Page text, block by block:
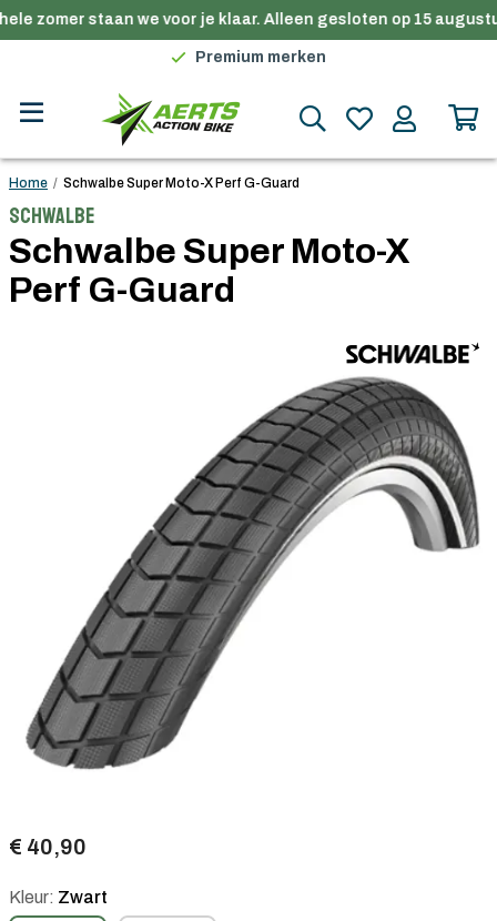
zomer staan we voor je klaar. Alleen gesloten op 15
Gratis verzending in België vanaf €100
Premium merken
Gratis verzending in België vanaf €100
Home / Schwalbe Super Moto-X Perf G-Guard
Schwalbe
Schwalbe Super Moto-X
Perf G-Guard
€ 40,90
Kleur: Zwart